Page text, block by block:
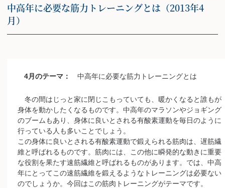
中高年に必要な筋力トレーニングとは（2013年4
月）
4月のテーマ： 中高年に必要な筋力トレーニングとは
冬の間はじっと家に閉じこもっていても、暖かくなると誰もが
身体を動かしたくなるものです。中高年のマラソンやジョギング
のブームもあり、身体に良いとされる有酸素運動を毎日のように
行っている人も多いことでしょう。
この身体に良いとされる有酸素運動で鍛えられる筋肉は、遅筋繊
維と呼ばれるものです。筋肉には、この他に瞬発的な動きに重要
な役割を果たす速筋繊維と呼ばれるものがあります。では、中高
年にとってこの速筋繊維を鍛えるようなトレーニングは必要ない
のでしょうか。今回はこの筋肉トレーニングがテーマです。